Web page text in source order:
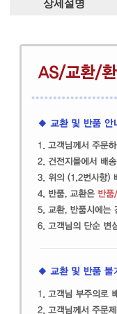
상세설명